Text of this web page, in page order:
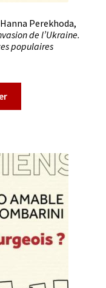
Perekhoda,
de l’Ukraine.
populaires